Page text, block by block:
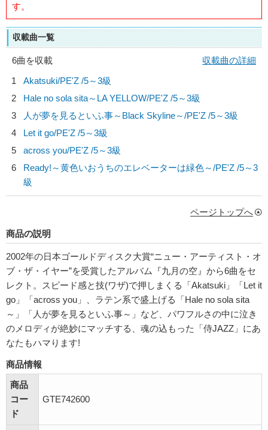
す。
収載曲一覧
6曲を収載
収載曲の詳細
1
Akatsuki/PE'Z /5～3級
2
Hale no sola sita～LA YELLOW/PE'Z /5～3級
3
人が夢を見るといふ事～Black Skyline～/PE'Z /5～3級
4
Let it go/PE'Z /5～3級
5
across you/PE'Z /5～3級
6
Ready!～黄色いおうちのエレベーターは緑色～/PE'Z /5～3
級
ページトップへ
商品の説明
2002年の日本ゴールドディスク大賞“ニュー・アーティスト・オ
ブ・ザ・イヤー”を受賞したアルバム『九月の空』から6曲をセ
レクト。スピード感と技(ワザ)で押しまくる「Akatsuki」「Let it
go」「across you」、ラテン系で盛上げる「Hale no sola sita
～」「人が夢を見るといふ事～」など、パワフルさの中に泣き
のメロディが絶妙にマッチする、魂の込もった「侍JAZZ」にあ
なたもハマります!
商品情報
商品
コー
ド
GTE742600